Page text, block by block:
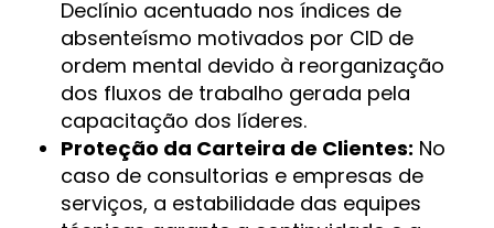
Declínio acentuado nos índices de
absenteísmo motivados por CID de
ordem mental devido à reorganização
dos fluxos de trabalho gerada pela
capacitação dos líderes.
Proteção da Carteira de Clientes: No
caso de consultorias e empresas de
serviços, a estabilidade das equipes